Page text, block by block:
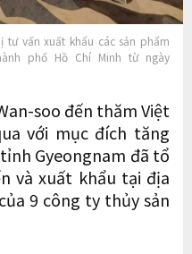
tư vấn xuất khẩu các sản phẩm
phố Hồ Chí Minh từ ngày
soo đến thăm Việt
với mục đích tăng
Gyeongnam đã tổ
và xuất khẩu tại địa
9 công ty thủy sản